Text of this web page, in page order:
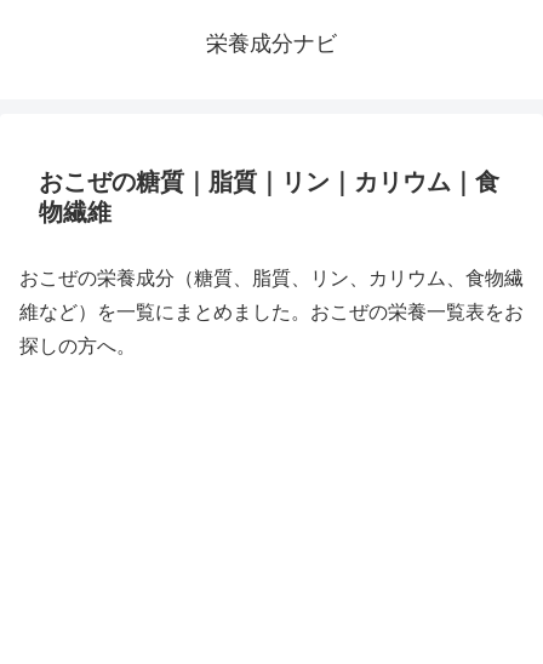
栄養成分ナビ
おこぜの糖質｜脂質｜リン｜カリウム｜食
物繊維
おこぜの栄養成分（糖質、脂質、リン、カリウム、食物繊
維など）を一覧にまとめました。おこぜの栄養一覧表をお
探しの方へ。